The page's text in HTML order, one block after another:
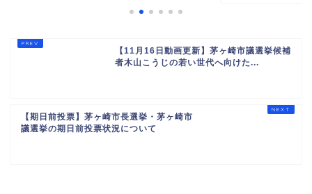
【11月16日動画更新】茅ヶ崎市議選挙候補
者木山こうじの若い世代へ向けた...
【期日前投票】茅ヶ崎市長選挙・茅ヶ崎市
議選挙の期日前投票状況について